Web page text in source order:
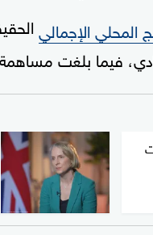
المحلي الإجمالي
فيما بلغت مساهمة